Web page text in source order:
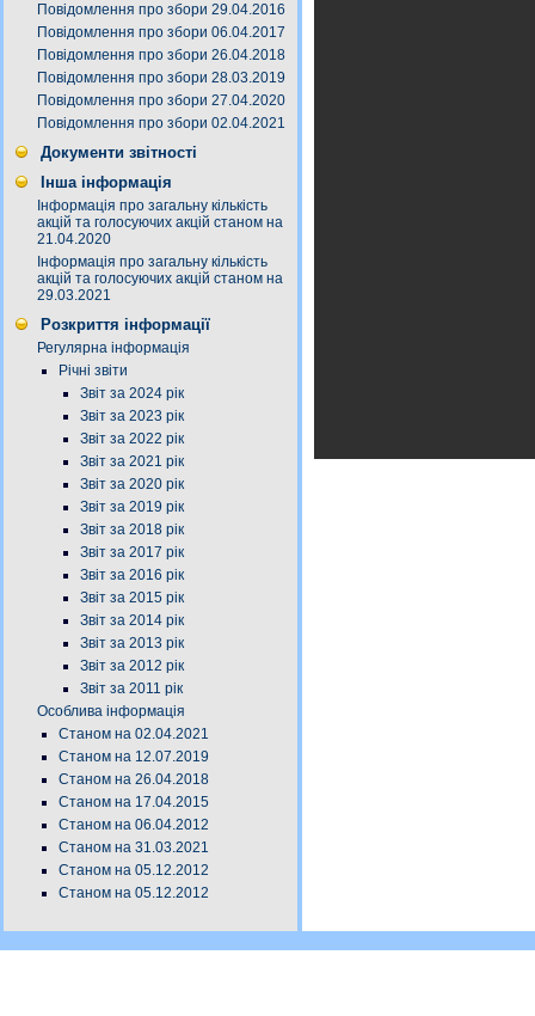
Повідомлення про збори 29.04.2016
Повідомлення про збори 06.04.2017
Повідомлення про збори 26.04.2018
Повідомлення про збори 28.03.2019
Повідомлення про збори 27.04.2020
Повідомлення про збори 02.04.2021
Документи звітності
Інша інформація
Інформація про загальну кількість
акцій та голосуючих акцій станом на
21.04.2020
Інформація про загальну кількість
акцій та голосуючих акцій станом на
29.03.2021
Розкриття інформації
Регулярна інформація
Річні звіти
Звіт за 2024 рік
Звіт за 2023 рік
Звіт за 2022 рік
Звіт за 2021 рік
Звіт за 2020 рік
Звіт за 2019 рік
Звіт за 2018 рік
Звіт за 2017 рік
Звіт за 2016 рік
Звіт за 2015 рік
Звіт за 2014 рік
Звіт за 2013 рік
Звіт за 2012 рік
Звіт за 2011 рік
Особлива інформація
Станом на 02.04.2021
Станом на 12.07.2019
Станом на 26.04.2018
Станом на 17.04.2015
Станом на 06.04.2012
Станом на 31.03.2021
Станом на 05.12.2012
Станом на 05.12.2012